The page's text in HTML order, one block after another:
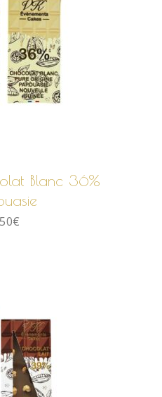
Blanc 36%
€